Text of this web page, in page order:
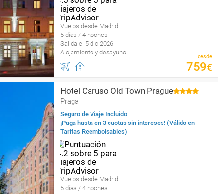
Vuelos desde Madrid
5 días / 4 noches
Salida el 5 dic 2026
Alojamiento y desayuno
desde
759€
Hotel Caruso Old Town Prague
Praga
Seguro de Viaje Incluido
¡Paga hasta en 3 cuotas sin intereses! (Válido en
Tarifas Reembolsables)
Vuelos desde Madrid
5 días / 4 noches